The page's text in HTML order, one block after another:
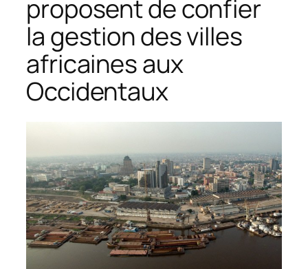
proposent de confier
la gestion des villes
africaines aux
Occidentaux